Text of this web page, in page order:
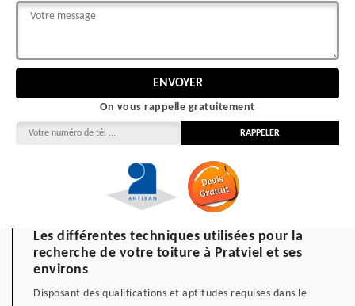
On vous rappelle gratuitement
Les différentes techniques utilisées pour la
recherche de votre toiture à Pratviel et ses
environs
Disposant des qualifications et aptitudes requises dans le